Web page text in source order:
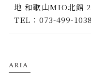
地 和歌山MIO北館
TEL：073-499-1038
ARIA